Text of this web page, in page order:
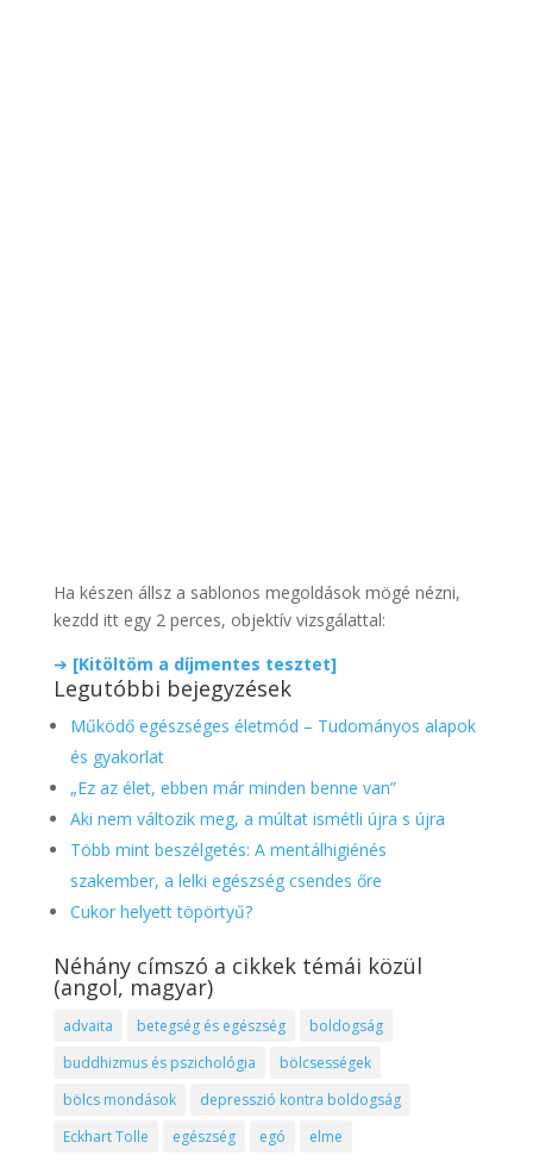
Ha készen állsz a sablonos megoldások mögé nézni,
kezdd itt egy 2 perces, objektív vizsgálattal:
➔ [Kitöltöm a díjmentes tesztet]
Legutóbbi bejegyzések
Működő egészséges életmód – Tudományos alapok
és gyakorlat
„Ez az élet, ebben már minden benne van”
Aki nem változik meg, a múltat ismétli újra s újra
Több mint beszélgetés: A mentálhigiénés
szakember, a lelki egészség csendes őre
Cukor helyett töpörtyű?
Néhány címszó a cikkek témái közül
(angol, magyar)
advaita betegség és egészség
boldogság
buddhizmus és pszichológia
bölcsességek
bölcs mondások
depresszió kontra boldogság
Eckhart Tolle
egészség egó
elme